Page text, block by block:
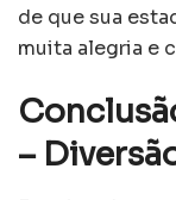
de que sua
muita alegria e
–